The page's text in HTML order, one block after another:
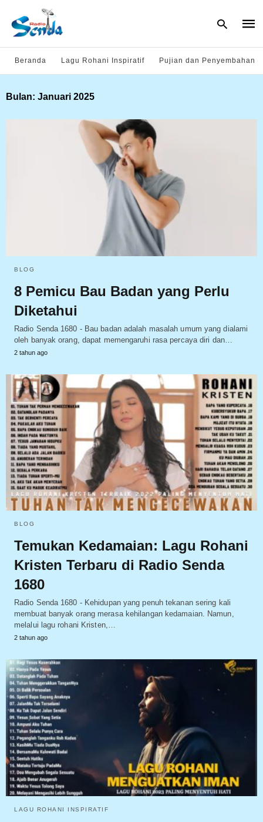
Beranda Lagu Rohani Inspiratif Pujian dan Penyembahan
Bulan: Januari 2025
BLOG
8 Pemicu Bau Badan yang Perlu
Diketahui
Radio Senda 1680 - Bau badan adalah masalah umum yang dialami
oleh banyak orang, dapat memengaruhi rasa percaya diri dan…
2 tahun ago
BLOG
Temukan Kedamaian: Lagu Rohani
Kristen Terbaru di Radio Senda
1680
Radio Senda 1680 - Kehidupan yang penuh tekanan sering kali
membuat banyak orang merasa kehilangan kedamaian. Namun,
melalui lagu rohani Kristen,…
2 tahun ago
LAGU ROHANI INSPIRATIF